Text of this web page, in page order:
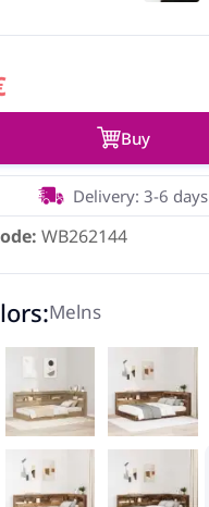
Buy
WB262144
Delivery: 3-6 days
Melns